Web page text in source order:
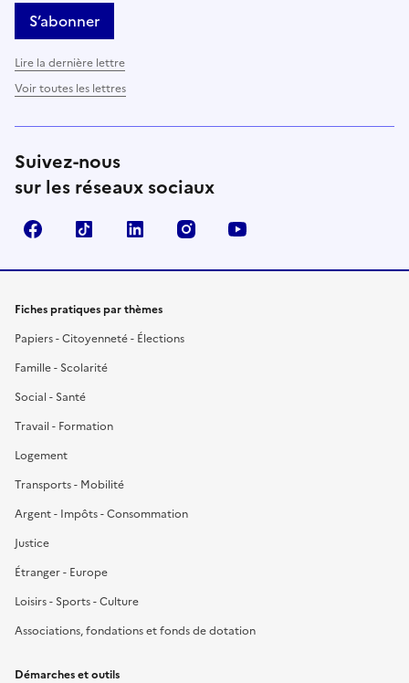
S’abonner
Lire la dernière lettre
Voir toutes les lettres
Suivez-nous
sur les réseaux sociaux
FacebookTikTok LinkedIn Instagram
Fiches pratiques par thèmes
Papiers - Citoyenneté - Élections
Famille - Scolarité
Social - Santé
Travail - Formation
Logement
Transports - Mobilité
Argent - Impôts - Consommation
Justice
Étranger - Europe
Loisirs - Sports - Culture
Associations, fondations et fonds de dotation
Démarches et outils